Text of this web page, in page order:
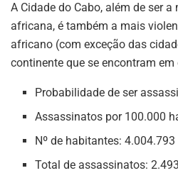
A Cidade do Cabo, além de ser
africana, é também a mais
africano (com exceção das
continente que se encontram em
Probabilidade de ser
Assassinatos por 100.000
Nº de habitantes: 4.004.793
Total de assassinatos: 2.493